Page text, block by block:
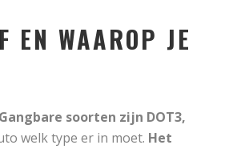
EN WAAROP JE
Gangbare soorten zijn DOT3,
welk type er in moet. Het